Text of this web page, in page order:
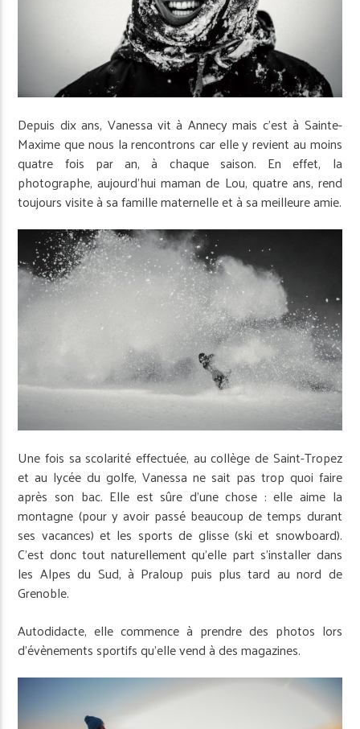
Depuis dix ans, Vanessa vit à Annecy mais c’est à Sainte-
Maxime que nous la rencontrons car elle y revient au moins
quatre fois par an, à chaque saison. En effet, la
photographe, aujourd’hui maman de Lou, quatre ans, rend
toujours visite à sa famille maternelle et à sa meilleure amie.
Une fois sa scolarité effectuée, au collège de Saint-Tropez
et au lycée du golfe, Vanessa ne sait pas trop quoi faire
après son bac. Elle est sûre d’une chose : elle aime la
montagne (pour y avoir passé beaucoup de temps durant
ses vacances) et les sports de glisse (ski et snowboard).
C’est donc tout naturellement qu’elle part s’installer dans
les Alpes du Sud, à Praloup puis plus tard au nord de
Grenoble.
Autodidacte, elle commence à prendre des photos lors
d’évènements sportifs qu’elle vend à des magazines.